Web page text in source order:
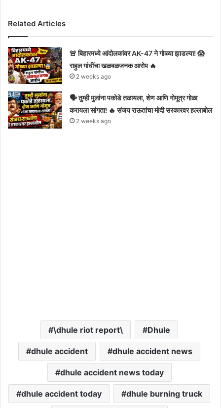
Related Articles
🚨 बिहारमध्ये आंदोलकांवर AK-47 ने गोळ्या झाडल्या! 😱
राहुल गांधींचा खळबळजनक आरोप 🔥
2 weeks ago
🗣️ तुम्ही मुलांना पकोडे तळायला, शेण आणि गोमूत्र गोळा
करायला सांगता! 🔥 संजय राऊतांचा मोदी सरकारवर हल्लाबोल
2 weeks ago
\dhule riot report\ Dhule
dhule accident dhule accident news
dhule accident news today
dhule accident today dhule burning truck